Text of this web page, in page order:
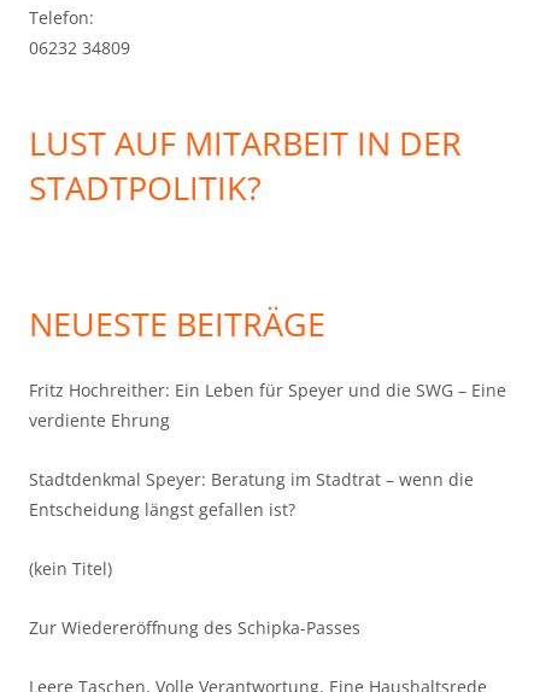
Telefon:
06232 34809
LUST AUF MITARBEIT IN DER
STADTPOLITIK?
NEUESTE BEITRÄGE
Fritz Hochreither: Ein Leben für Speyer und die SWG – Eine
verdiente Ehrung
Stadtdenkmal Speyer: Beratung im Stadtrat – wenn die
Entscheidung längst gefallen ist?
(kein Titel)
Zur Wiedereröffnung des Schipka-Passes
Leere Taschen. Volle Verantwortung. Eine Haushaltsrede